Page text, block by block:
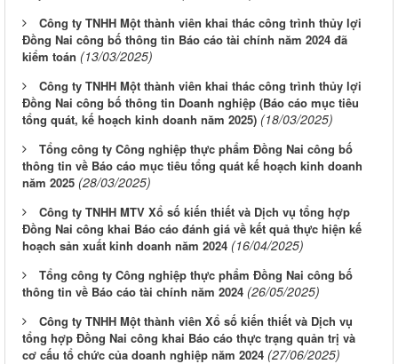
Công ty TNHH Một thành viên khai thác công trình thủy lợi
Đồng Nai công bố thông tin Báo cáo tài chính năm 2024 đã
kiểm toán (13/03/2025)
Công ty TNHH Một thành viên khai thác công trình thủy lợi
Đồng Nai công bố thông tin Doanh nghiệp (Báo cáo mục tiêu
tổng quát, kế hoạch kinh doanh năm 2025) (18/03/2025)
Tổng công ty Công nghiệp thực phẩm Đồng Nai công bố
thông tin về Báo cáo mục tiêu tổng quát kế hoạch kinh doanh
năm 2025 (28/03/2025)
Công ty TNHH MTV Xổ số kiến thiết và Dịch vụ tổng hợp
Đồng Nai công khai Báo cáo đánh giá về kết quả thực hiện kế
hoạch sản xuất kinh doanh năm 2024 (16/04/2025)
Tổng công ty Công nghiệp thực phẩm Đồng Nai công bố
thông tin về Báo cáo tài chính năm 2024 (26/05/2025)
Công ty TNHH Một thành viên Xổ số kiến thiết và Dịch vụ
tổng hợp Đồng Nai công khai Báo cáo thực trạng quản trị và
cơ cấu tổ chức của doanh nghiệp năm 2024 (27/06/2025)